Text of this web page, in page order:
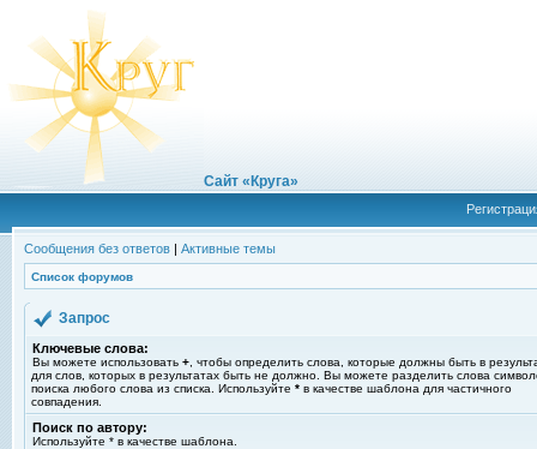
Сайт «Круга»
Сообщения без ответов | Активные темы
Список форумов
Запрос
Ключевые слова:
Вы можете использовать + , чтобы определить слова, которые должны быть в
для слов, которых в результатах быть не должно. Вы можете разделить слова
поиска любого слова из списка. Используйте * в качестве шаблона для частичного
совпадения.
Поиск по автору:
Используйте * в качестве шаблона.